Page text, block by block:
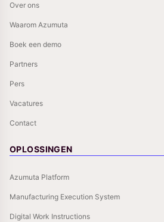
Over ons
Waarom Azumuta
Boek een demo
Partners
Pers
Vacatures
Contact
OPLOSSINGEN
Azumuta Platform
Manufacturing Execution System
Digital Work Instructions